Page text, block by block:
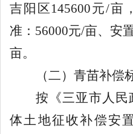
吉阳区145600元/亩，
准： 56000元/亩、安
亩。
（二）青苗补偿
按《三亚市人民
体土地征收补偿安